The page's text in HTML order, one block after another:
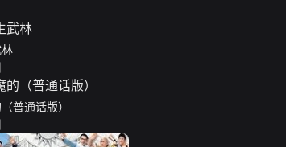
普通话版）